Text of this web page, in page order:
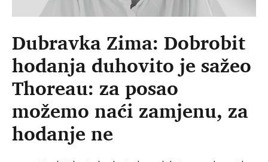
Dubravka Zima: Dobrobit
hodanja duhovito je sažeo
Thoreau: za posao
možemo naći zamjenu, za
hodanje ne